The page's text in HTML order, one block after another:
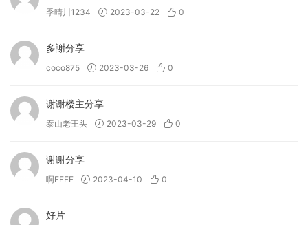
季晴川1234 2023-03-22 0
多謝分享
coco875 2023-03-26 0
谢谢楼主分享
泰山老王头 2023-03-29 0
谢谢分享
啊FFFF 2023-04-10 0
好片